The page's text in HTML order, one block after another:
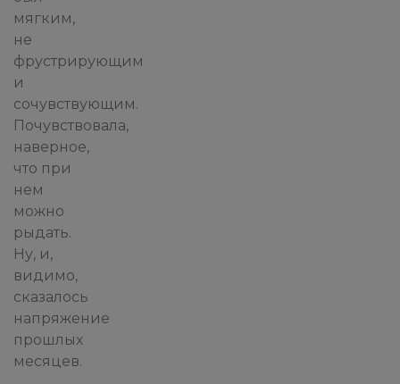
мягким,
не
фрустрирующим
и
сочувствующим.
Почувствовала,
наверное,
что при
нем
можно
рыдать.
Ну, и,
видимо,
сказалось
напряжение
прошлых
месяцев.